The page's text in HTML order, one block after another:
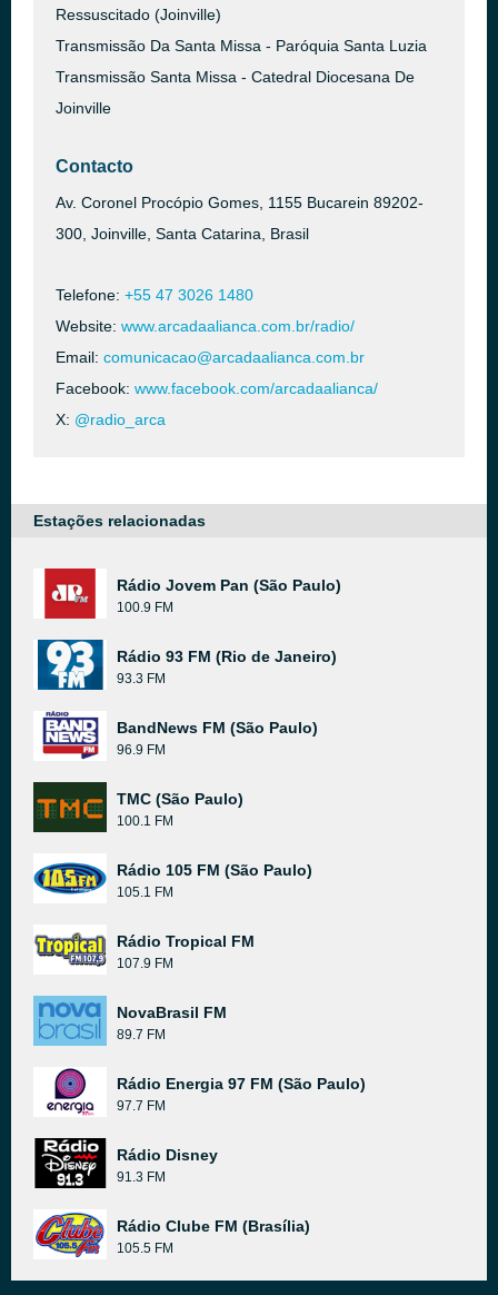
Ressuscitado (Joinville)
Transmissão Da Santa Missa - Paróquia Santa Luzia
Transmissão Santa Missa - Catedral Diocesana De
Joinville
Contacto
Av. Coronel Procópio Gomes, 1155 Bucarein 89202-
300, Joinville, Santa Catarina, Brasil
Telefone: +55 47 3026 1480
Website: www.arcadaalianca.com.br/radio/
Email: comunicacao@arcadaalianca.com.br
Facebook: www.facebook.com/arcadaalianca/
X: @radio_arca
Estações relacionadas
Rádio Jovem Pan (São Paulo)
100.9 FM
Rádio 93 FM (Rio de Janeiro)
93.3 FM
BandNews FM (São Paulo)
96.9 FM
TMC (São Paulo)
100.1 FM
Rádio 105 FM (São Paulo)
105.1 FM
Rádio Tropical FM
107.9 FM
NovaBrasil FM
89.7 FM
Rádio Energia 97 FM (São Paulo)
97.7 FM
Rádio Disney
91.3 FM
Rádio Clube FM (Brasília)
105.5 FM